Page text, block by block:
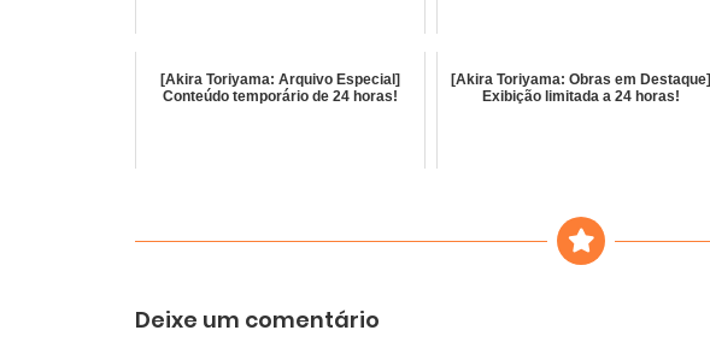
[Akira Toriyama: Arquivo Especial]
Conteúdo temporário de 24 horas!
[Akira Toriyama: Obras em Destaque]
Exibição limitada a 24 horas!
Deixe um comentário